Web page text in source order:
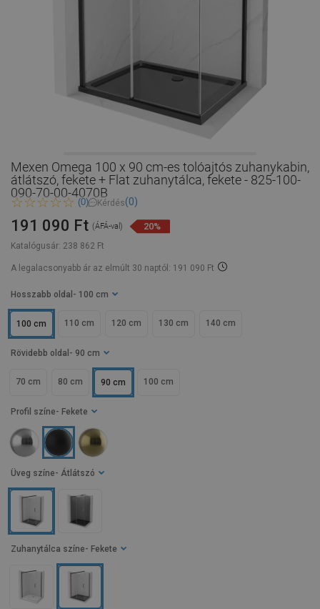
Mexen Omega 100 x 90 cm-es tolóajtós zuhanykabin,
átlátszó, fekete + Flat zuhanytálca, fekete - 825-100-
090-70-00-4070B
(0) Kérdés(0)
Katalógusár: 238 862 Ft
191 090 Ft (ÁFÁ-val) 20%
A legalacsonyabb ár az elmúlt 30 naptól: 191 090 Ft
Hosszabb oldal - 100 cm
100 cm 110 cm 120 cm 130 cm 140 cm
Rövidebb oldal - 90 cm
70 cm 80 cm 90 cm 100 cm
Üveg színe - Átlátszó
Profil színe - Fekete
Zuhanytálca színe - Fekete